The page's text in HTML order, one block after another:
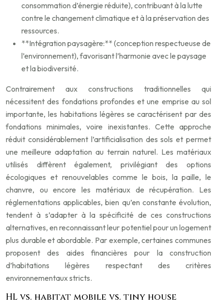
consommation d’énergie réduite), contribuant à la lutte
contre le changement climatique et à la préservation des
ressources.
**Intégration paysagère:** (conception respectueuse de
l’environnement), favorisant l’harmonie avec le paysage
et la biodiversité.
Contrairement aux constructions traditionnelles qui
nécessitent des fondations profondes et une emprise au sol
importante, les habitations légères se caractérisent par des
fondations minimales, voire inexistantes. Cette approche
réduit considérablement l’artificialisation des sols et permet
une meilleure adaptation au terrain naturel. Les matériaux
utilisés diffèrent également, privilégiant des options
écologiques et renouvelables comme le bois, la paille, le
chanvre, ou encore les matériaux de récupération. Les
réglementations applicables, bien qu’en constante évolution,
tendent à s’adapter à la spécificité de ces constructions
alternatives, en reconnaissant leur potentiel pour un logement
plus durable et abordable. Par exemple, certaines communes
proposent des aides financières pour la construction
d’habitations légères respectant des critères
environnementaux stricts.
HL vs. habitat mobile vs. tiny house